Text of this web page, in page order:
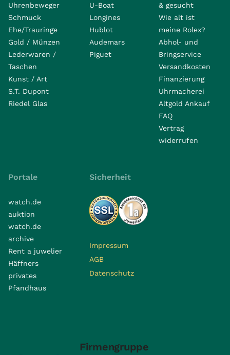
Uhrenbeweger
Schmuck
Ehe/Trauringe
Gold / Münzen
Lederwaren /
Taschen
Kunst / Art
S.T. Dupont
Riedel Glas
U-Boat
Longines
Hublot
Audemars
Piguet
& gesucht
Wie alt ist
meine Rolex?
Abhol- und
Bringservice
Versandkosten
Finanzierung
Uhrmacherei
Altgold Ankauf
FAQ
Vertrag
widerrufen
Portale
watch.de
auktion
watch.de
archive
Rent a juwelier
Häffners
privates
Pfandhaus
Sicherheit
Impressum
AGB
Datenschutz
Firmengruppe